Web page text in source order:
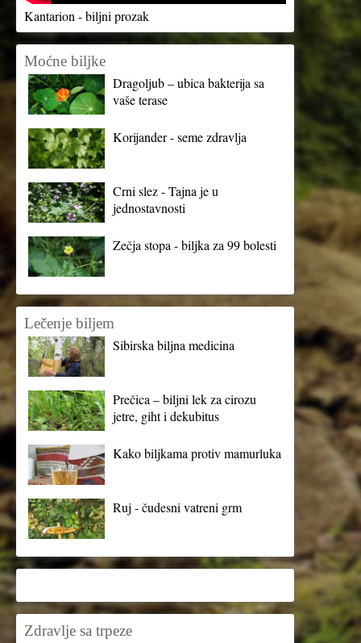
Kantarion - biljni prozak
Moćne biljke
Dragoljub – ubica bakterija sa
vaše terase
Korijander - seme zdravlja
Crni slez - Tajna je u
jednostavnosti
Zečja stopa - biljka za 99 bolesti
Lečenje biljem
Sibirska biljna medicina
Prečica – biljni lek za cirozu
jetre, giht i dekubitus
Kako biljkama protiv mamurluka
Ruj - čudesni vatreni grm
Zdravlje sa trpeze